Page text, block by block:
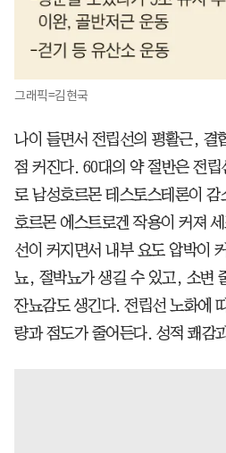
그래픽=김현국
나이 들면서 전립선의 평활근, 결
점 커진다. 60대의 약 절반은 전
로 남성호르몬 테스토스테론이
호르몬 에스트로겐 작용이 커져
선이 커지면서 내부 요도 압박이
뇨, 절박뇨가 생길 수 있고, 소변
잔뇨감도 생긴다. 전립선 노화에
량과 점도가 줄어든다. 성적 쾌감